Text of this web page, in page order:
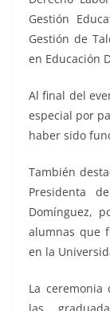
Gestión
Gestión de
en Educación
Al final del
especial por
haber sido
También
Presidenta
Domínguez,
alumnas que
en la
La